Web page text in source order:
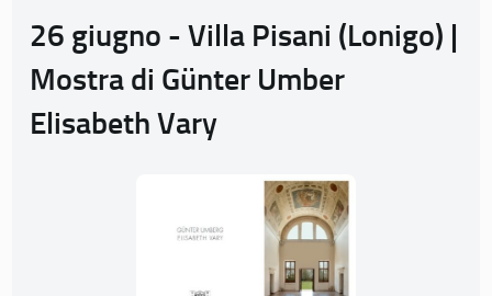
26 giugno - Villa Pisani (Lonigo) |
Mostra di Günter Umber
Elisabeth Vary